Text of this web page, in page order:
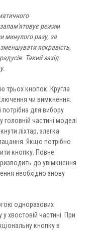
режим
минулого разу, за
яскравість,
Такий захід
трьох кнопок. Кругла
чи вимкнення.
потрібна для вибору
частині моделі
ліхтар, злегка
Якщо потрібно
кнопку. Повне
до увімкнення
необхідно знову
одноразових
хвостовій частині. При
кнопку в